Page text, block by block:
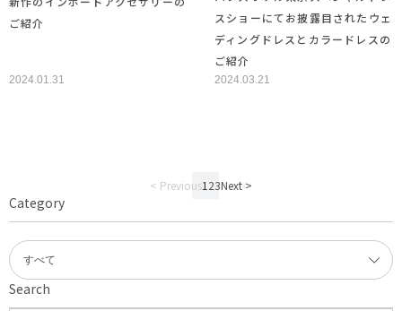
ご紹介
2024.01.31
スショーにてお披露目されたウェ
ディングドレスとカラードレスの
ご紹介
2024.03.21
< Previous1 23Next >
Search
Category